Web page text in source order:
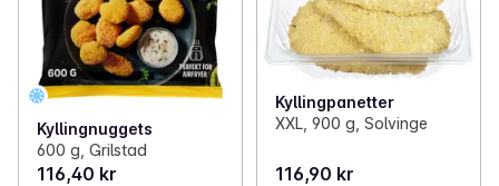
Kyllingnuggets
600 g, Grilstad
116,40 kr
Kyllingpanetter
XXL, 900 g, Solvinge
116,90 kr